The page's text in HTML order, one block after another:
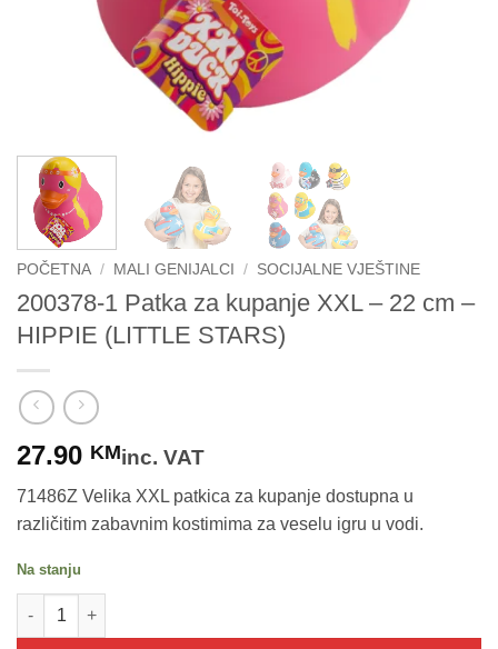
POČETNA / MALI GENIJALCI / SOCIJALNE VJEŠTINE
200378-1 Patka za kupanje XXL – 22 cm –
HIPPIE (LITTLE STARS)
27.90 KMinc. VAT
71486Z Velika XXL patkica za kupanje dostupna u
različitim zabavnim kostimima za veselu igru u vodi.
Na stanju
200378-1 Patka za kupanje XXL - 22 cm - HIPPIE (LITTLE